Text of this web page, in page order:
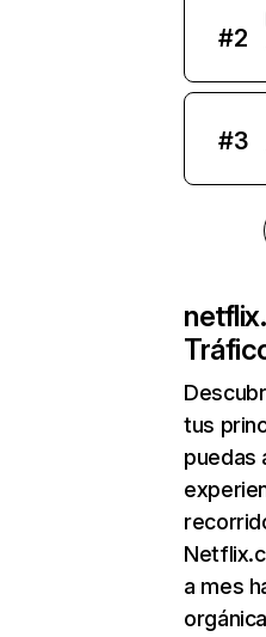
#2
#3
tus
puedas
a mes